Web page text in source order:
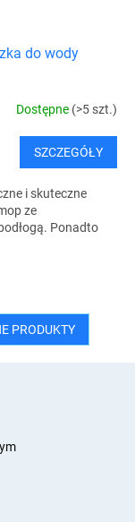
do wody
Dostępne (>5 szt.)
SZCZEGÓŁY
i skuteczne
ze
Ponadto
PRODUKTY